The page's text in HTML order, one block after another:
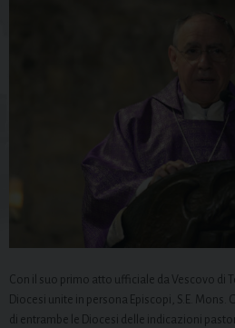
Con il suo primo atto ufficiale da Vescovo di
Diocesi unite in persona Episcopi, S.E. Mons.
di entrambe le Diocesi delle indicazioni